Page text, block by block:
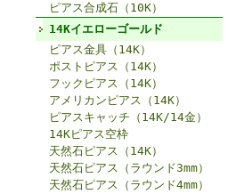
ピアス合成石（10K）
14Kイエローゴールド
ピアス金具（14K）
ポストピアス（14K）
フックピアス（14K）
アメリカンピアス（14K）
ピアスキャッチ（14K/14金）
14Kピアス空枠
天然石ピアス（14K）
天然石ピアス（ラウンド3mm）
天然石ピアス（ラウンド4mm）